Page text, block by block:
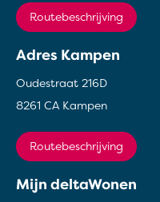
Routebeschrijving
Adres Kampen
Oudestraat 216D
8261 CA Kampen
Routebeschrijving
Mijn deltaWonen